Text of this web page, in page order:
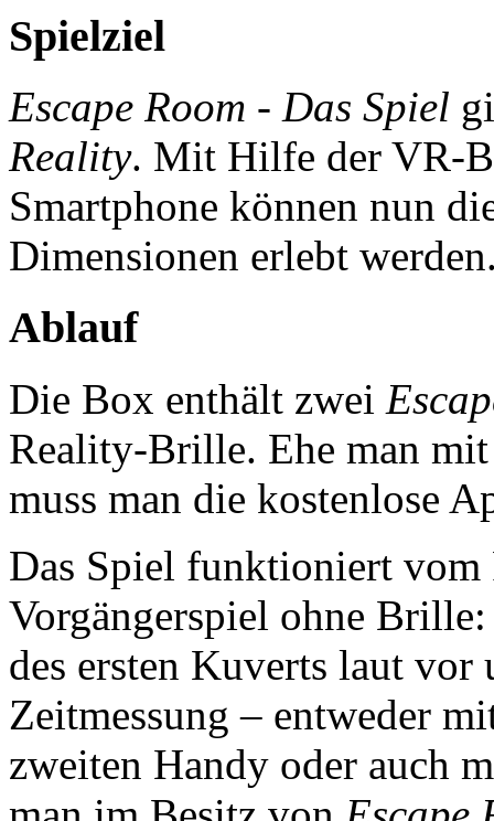
Spielziel
Escape Room - Das Spiel
Reality. Mit Hilfe der VR-
Smartphone können nun
Dimensionen erlebt
Ablauf
Die Box enthält zwei
Reality-Brille. Ehe man
muss man die kostenlose
Das Spiel funktioniert vom
Vorgängerspiel ohne
des ersten Kuverts laut vor
Zeitmessung – entweder
zweiten Handy oder auch